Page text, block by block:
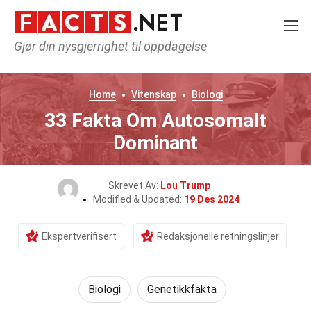
Gjør din nysgjerrighet til oppdagelse
Home Vitenskap Biologi
33 Fakta Om Autosomalt
Dominant
Skrevet Av: Lou Trump
Modified & Updated: 19 Des 2024
Ekspertverifisert Redaksjonelle retningslinjer
Biologi Genetikkfakta